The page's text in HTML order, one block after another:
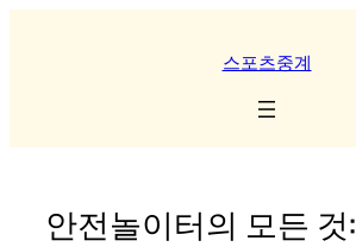
스포츠중계
안전놀이터의 모든 것: